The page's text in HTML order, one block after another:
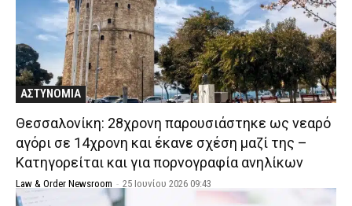
ΑΣΤΥΝΟΜΙΑ
Θεσσαλονίκη: 28χρονη παρουσιάστηκε ως νεαρό
αγόρι σε 14χρονη και έκανε σχέση μαζί της –
Κατηγορείται και για πορνογραφία ανηλίκων
Law & Order Newsroom - 25 Ιουνίου 2026 09:43